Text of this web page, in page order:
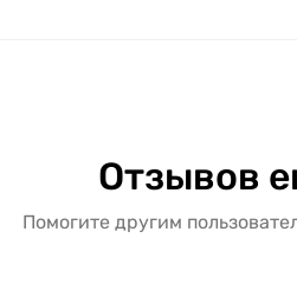
Отзывов
Помогите другим